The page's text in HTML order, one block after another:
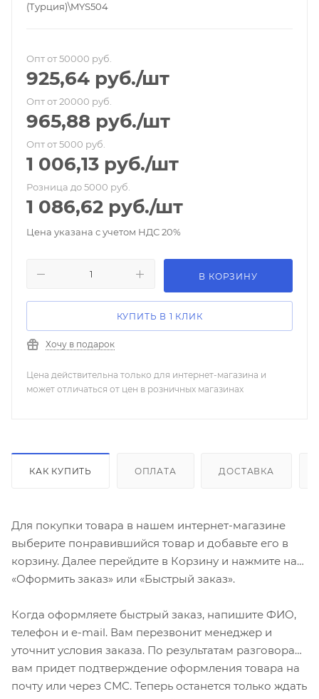
(Турция)\MYS504
Опт от 50000 руб.
925,64 руб./шт
Опт от 20000 руб.
965,88 руб./шт
Опт от 5000 руб.
1 006,13 руб./шт
Розница до 5000 руб.
1 086,62 руб./шт
Цена указана с учетом НДС 20%
В КОРЗИНУ
КУПИТЬ В 1 КЛИК
Хочу в подарок
Цена действительна только для интернет-магазина и
может отличаться от цен в розничных магазинах
КАК КУПИТЬ ОПЛАТА ДОСТАВКА
Для покупки товара в нашем интернет-магазине
выберите понравившийся товар и добавьте его в
корзину. Далее перейдите в Корзину и нажмите на
«Оформить заказ» или «Быстрый заказ».
Когда оформляете быстрый заказ, напишите ФИО,
телефон и e-mail. Вам перезвонит менеджер и
уточнит условия заказа. По результатам разговора
вам придет подтверждение оформления товара на
почту или через СМС. Теперь останется только ждать